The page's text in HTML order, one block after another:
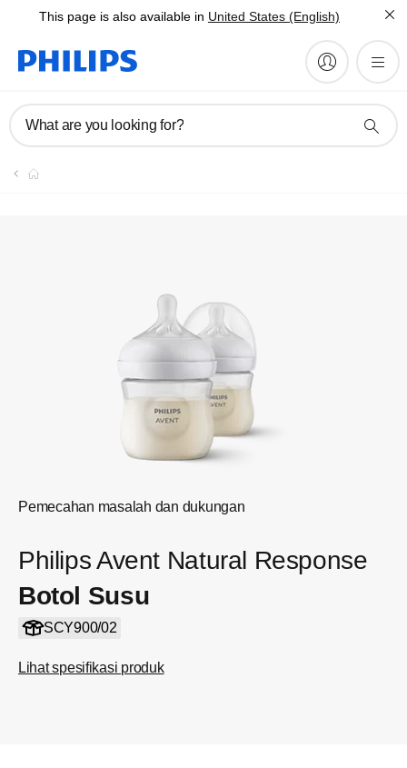
This page is also available in United States (English)
What are you looking for?
Pemecahan masalah dan dukungan
Philips Avent Natural Response
Botol Susu
SCY900/02
Lihat spesifikasi produk